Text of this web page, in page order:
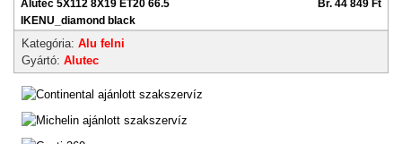
Alutec 5X112 8X19 ET20 66.5
IKENU_diamond black
Br. 44 849 Ft
Kategória: Alu felni
Gyártó: Alutec